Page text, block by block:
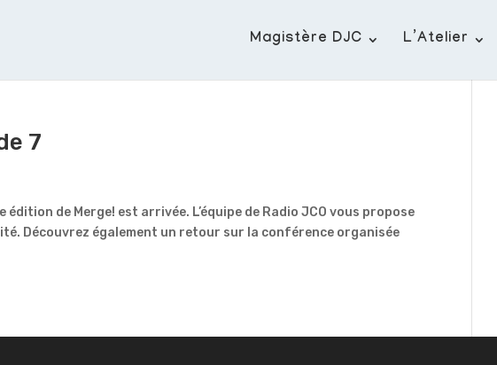
Magistère DJC L’Atelier
7
de Merge! est arrivée. L’équipe de Radio JCO vous propose
Découvrez également un retour sur la conférence organisée